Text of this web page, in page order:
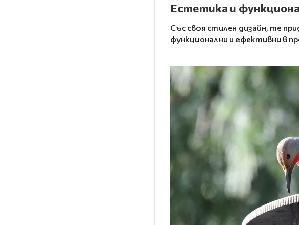
Естетика и
Със своя стилен дизайн, те
функционални и ефективни в